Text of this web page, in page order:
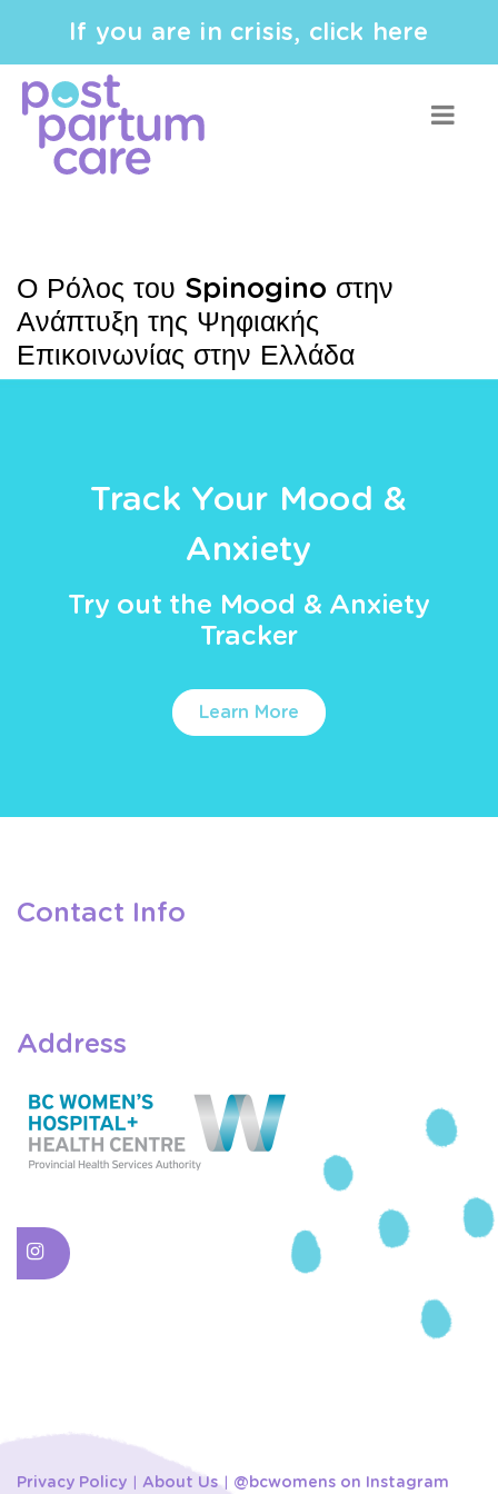
If you are in crisis, click here
Ο Ρόλος του Spinogino στην
Ανάπτυξη της Ψηφιακής
Επικοινωνίας στην Ελλάδα
Track Your Mood &
Anxiety
Try out the Mood & Anxiety
Tracker
Learn More
Contact Info
Address
Privacy Policy About Us @bcwomens on Instagram